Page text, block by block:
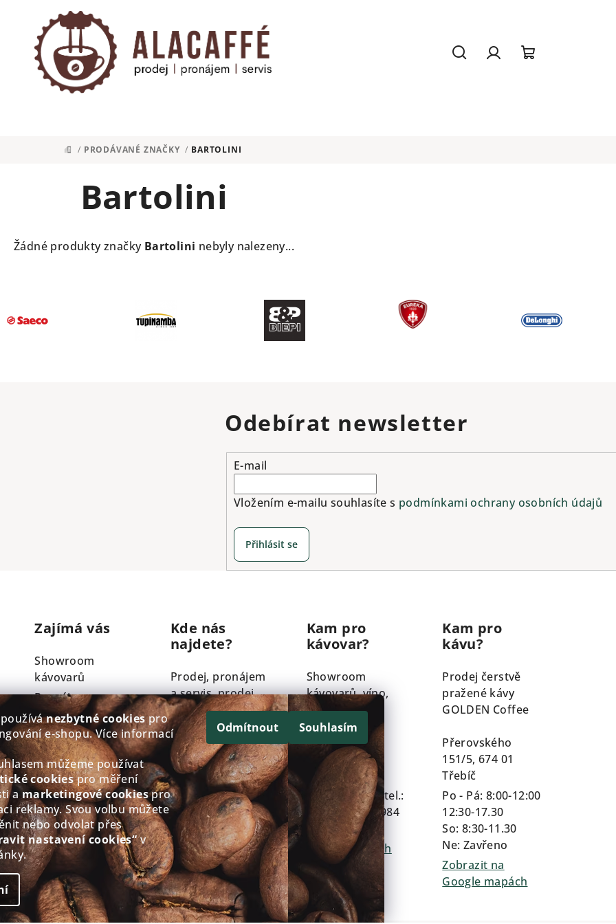
nezbytné cookiespro
e‑shopu. Více informací
můžeme používat
cookiespro měření
amarketingové cookiespro
reklamy. Svou volbu můžete
nebo odvolat přes
nastavení cookies“v
Odmítnout Souhlasím
DOMŮ
/ PRODÁVANÉ ZNAČKY / BARTOLINI
Bartolini
Žádné produkty značky Bartolini nebyly nalezeny...
Odebírat newsletter
E-mail
Vložením e-mailu souhlasíte s podmínkami ochrany osobních údajů
Přihlásit se
Zajímá vás
Showroom
kávovarů
Pronájem
kávovarů
Servis kávovarů
Technologie
Nivona
Velkoobchod
Věrnostní
program
Kde nás
najdete?
Prodej, pronájem
a servis, prodej
kávy
Křížkovského
793/61, Třebíč
Po - Čt: 8:00-12.00
13.00-17.00
Pá: 8:00-12.00
13.00-16.00
So - Ne: Zavřeno
Zobrazit na
Google mapách
Kam pro
kávovar?
Showroom
kávovarů, víno,
prosseco
Průmyslová
159/1A, 674 01
Třebíč
Dle domlouvy tel.:
+420 602 254 984
Zobrazit na
Google mapách
Kam pro
kávu?
Prodej čerstvě
pražené kávy
GOLDEN Coffee
Přerovského
151/5, 674 01
Třebíč
Po - Pá: 8:00-12:00
12:30-17.30
So: 8:30-11.30
Ne: Zavřeno
Zobrazit na
Google mapách